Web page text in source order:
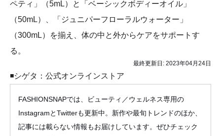
ペティ」（5mL）と「ベーシックボディーオイル」
（50mL）、「ジュニパーフローラルウォーター」
（300mL）を揃え、体の中と外からケアをサポートす
る。
最終更新日: 2023年04月24日
◾シゲタ：公式オンラインストア
FASHIONSNAPでは、ビューティ／ウェルネス専用の
InstagramとTwitterも更新中。新作や最旬トレンドのほか、
記事には載らない情報もお届けしています。ぜひチェック